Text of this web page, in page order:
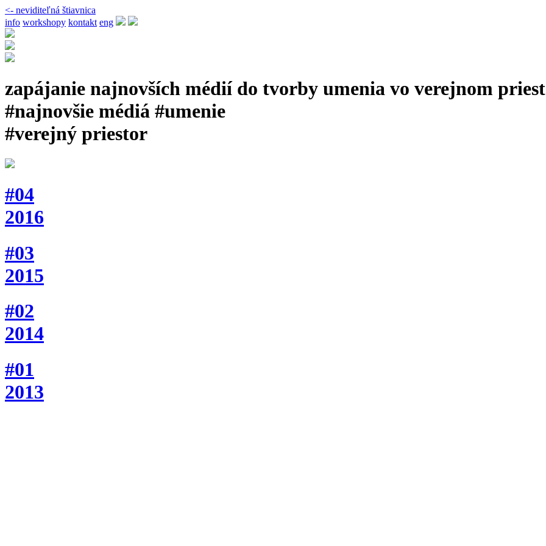
<- neviditeľná štiavnica
info workshopy kontakt eng
zapájanie najnovších médií do tvorby umenia vo verejnom
#najnovšie médiá #umenie
#verejný priestor
#04
2016
#03
2015
#02
2014
#01
2013